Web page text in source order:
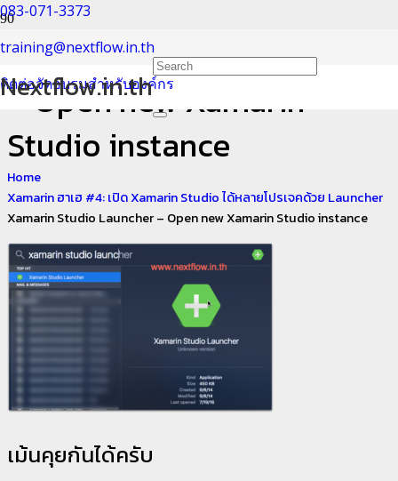
083-071-3373
training@nextflow.in.th
ติดต่อจัดอบรมสำหรับองค์กร
Nextflow.in.th
Xamarin Studio Launcher
– Open new Xamarin
Studio instance
Home
Xamarin ฮาเฮ #4: เปิด Xamarin Studio ได้หลายโปรเจคด้วย Launcher
Xamarin Studio Launcher – Open new Xamarin Studio instance
เม้นคุยกันได้ครับ